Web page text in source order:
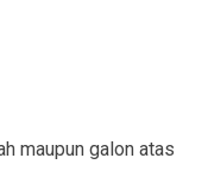
maupun galon atas